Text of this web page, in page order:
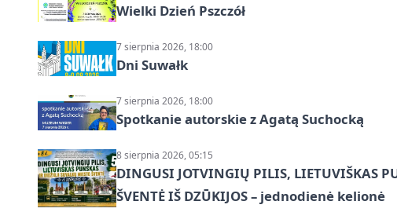
Wielki Dzień Pszczół
7 sierpnia 2026, 18:00
Dni Suwałk
7 sierpnia 2026, 18:00
Spotkanie autorskie z Agatą Suchocką
8 sierpnia 2026, 05:15
DINGUSI JOTVINGIŲ PILIS, LIETUVIŠKAS
ŠVENTĖ IŠ DZŪKIJOS – jednodienė kelionė